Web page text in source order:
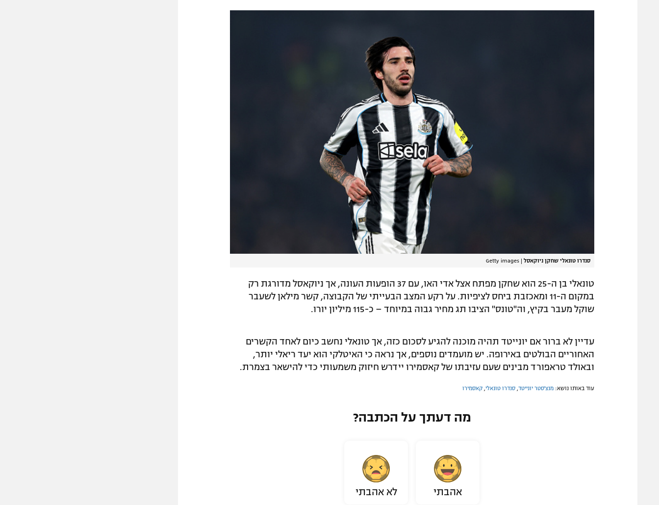
סנדרו טונאלי שחקן ניוקאסל |
Getty images
טונאלי בן ה-25 הוא שחקן מפתח אצל אדי האו, עם 37 הופעות העונה, אך ניוקאסל מדורגת רק
במקום ה-11 ומאכזבת ביחס לציפיות. על רקע המצב הבעייתי של הקבוצה, קשר מילאן לשעבר
שוקל מעבר בקיץ, וה"טונס" הציבו תג מחיר גבוה במיוחד – כ-115 מיליון יורו.
עדיין לא ברור אם יונייטד תהיה מוכנה להגיע לסכום כזה, אך טונאלי נחשב כיום לאחד הקשרים
האחוריים הבולטים באירופה. יש מועמדים נוספים, אך נראה כי האיטלקי הוא יעד ריאלי יותר,
ובאולד טראפורד מבינים שעם עזיבתו של קאסמירו יידרש חיזוק משמעותי כדי להישאר בצמרת.
עוד באותו נושא: מנצ'סטר יונייטד סנדרו טונאלי קאסמירו
מה דעתך על הכתבה?
אהבתי לא אהבתי